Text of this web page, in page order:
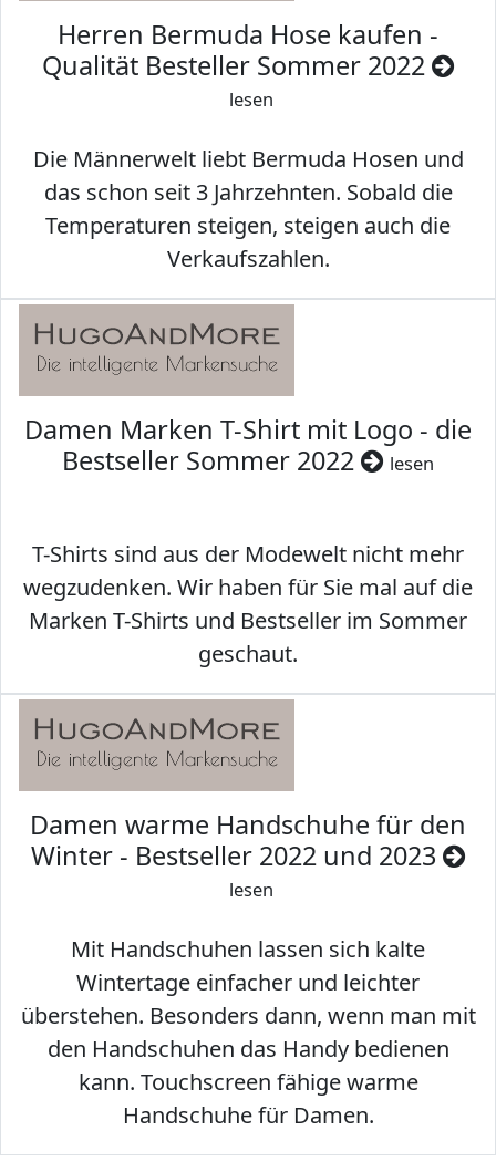
Herren Bermuda Hose kaufen -
Qualität Besteller Sommer 2022
lesen
Die Männerwelt liebt Bermuda Hosen und
das schon seit 3 Jahrzehnten. Sobald die
Temperaturen steigen, steigen auch die
Verkaufszahlen.
Damen Marken T-Shirt mit Logo - die
Bestseller Sommer 2022
lesen
T-Shirts sind aus der Modewelt nicht mehr
wegzudenken. Wir haben für Sie mal auf die
Marken T-Shirts und Bestseller im Sommer
geschaut.
Damen warme Handschuhe für den
Winter - Bestseller 2022 und 2023
lesen
Mit Handschuhen lassen sich kalte
Wintertage einfacher und leichter
überstehen. Besonders dann, wenn man mit
den Handschuhen das Handy bedienen
kann. Touchscreen fähige warme
Handschuhe für Damen.